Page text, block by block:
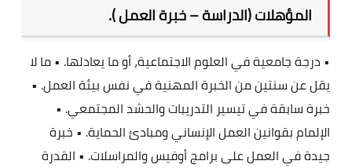
المؤهلات (الدراسة – خبرة العمل ).
• درجة جامعية في العلوم الاجتماعية، أو ما يعادلها. • ما لا
يقل عن سنتين من الخبرة المهنية في نفس بيئة العمل. •
خبرة سابقة في تيسير التدريبات والحشد المجتمعي. •
الإلمام بقوانين العمل الإنساني ومبادئ الحماية. • خبرة
جيدة في العمل على برامج أوفيس والمراسلات. • القدرة